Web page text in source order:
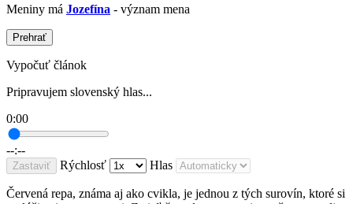
Meniny má Jozefína - význam mena
Prehrať
Vypočuť článok
Pripravujem slovenský hlas...
0:00
--:--
Zastaviť Rýchlosť Hlas
Červená repa, známa aj ako cvikla, je jednou z tých surovín, ktoré si